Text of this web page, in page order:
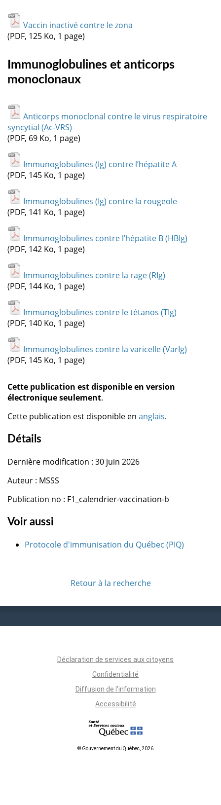
Vaccin inactivé contre le zona
(PDF, 125 Ko, 1 page)
Immunoglobulines et anticorps
monoclonaux
Anticorps monoclonal contre le virus respiratoire
syncytial (Ac-VRS)
(PDF, 69 Ko, 1 page)
Immunoglobulines (Ig) contre l’hépatite A
(PDF, 145 Ko, 1 page)
Immunoglobulines (Ig) contre la rougeole
(PDF, 141 Ko, 1 page)
Immunoglobulines contre l’hépatite B (HBIg)
(PDF, 142 Ko, 1 page)
Immunoglobulines contre la rage (RIg)
(PDF, 144 Ko, 1 page)
Immunoglobulines contre le tétanos (TIg)
(PDF, 140 Ko, 1 page)
Immunoglobulines contre la varicelle (VarIg)
(PDF, 145 Ko, 1 page)
Cette publication est disponible en version
électronique seulement.
Cette publication est disponible en anglais.
Détails
Dernière modification : 30 juin 2026
Auteur : MSSS
Publication no : F1_calendrier-vaccination-b
Voir aussi
Protocole d'immunisation du Québec (PIQ)
Retour à la recherche
Déclaration de services aux citoyens
Confidentialité
Diffusion de l'information
Accessibilité
© Gouvernement du Québec, 2026